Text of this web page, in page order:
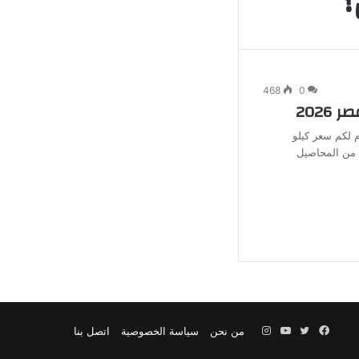
0
468
لكم سعر كيلو
الزيتون من المحاصيل
من نحن سياسة الخصوصية اتصل بنا فيسبوك
تويتريوتيوبانستقرام